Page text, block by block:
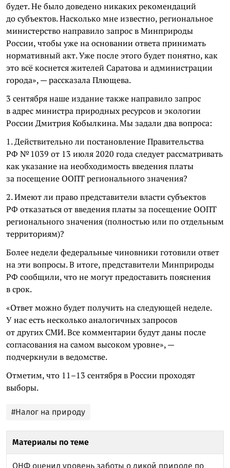
будет. Не было доведено никаких рекомендаций
до субъектов. Насколько мне известно, региональное
министерство направило запрос в Минприроды
России, чтобы уже на основании ответа принимать
нормативный акт. Уже после этого будет понятно, как
это всё коснется жителей Саратова и администрации
города», — рассказала Плющева.
3 сентября наше издание также направило запрос
в адрес министра природных ресурсов и экологии
России Дмитрия Кобылкина. Мы задали два вопроса:
1. Действительно ли постановление Правительства
РФ № 1039 от 13 июля 2020 года следует рассматривать
как указание на необходимость введения платы
за посещение ООПТ регионального значения?
2. Имеют ли право представители власти субъектов
РФ отказаться от введения платы за посещение ООПТ
регионального значения (полностью или по отдельным
территориям)?
Более недели федеральные чиновники готовили ответ
на эти вопросы. В итоге, представители Минприроды
РФ сообщили, что не могут предоставить пояснения
в срок.
«Ответ можно будет получить на следующей неделе.
У нас есть несколько аналогичных запросов
от других СМИ. Все комментарии будут даны после
согласования на самом высоком уровне», —
подчеркнули в ведомстве.
Отметим, что 11–13 сентября в России проходят
выборы.
#Налог на природу
Материалы по теме
ОНФ оценил уровень заботы о дикой природе по